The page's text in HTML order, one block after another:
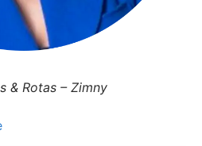
& Rotas – Zimny